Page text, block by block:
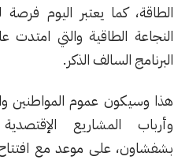
الطاقة، كما يعتبر اليوم
البرنامج السالف الذكر.
هذا وسيكون عموم المواطنين
وأرباب المشاريع
بشفشاون، على موعد مع